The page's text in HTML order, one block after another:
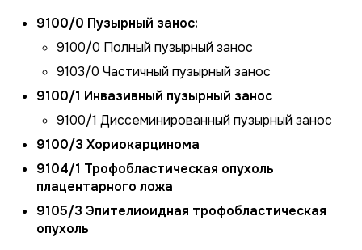
9100/0 Пузырный занос:
9100/0 Полный пузырный занос
9103/0 Частичный пузырный занос
9100/1 Инвазивный пузырный занос
9100/1 Диссеминированный пузырный занос
9100/3 Хориокарцинома
9104/1 Трофобластическая опухоль
плацентарного ложа
9105/3 Эпителиоидная трофобластическая
опухоль